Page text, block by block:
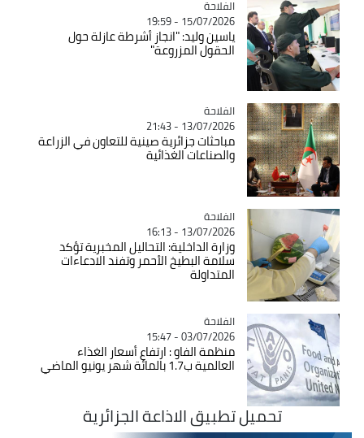
Catégorie
الفلاحة
15/07/2026 - 19:59
ياسين وليد: "انجاز أشرطة عازلة حول
الحقول المزروعة"
Catégorie
الفلاحة
13/07/2026 - 21:43
مباحثات جزائرية صينية للتعاون في الزراعة
والصناعات الغذائية
Catégorie
الفلاحة
13/07/2026 - 16:13
وزارة الداخلية: التحاليل المخبرية تؤكد
سلامة البطيخ الأحمر وتفند الادعاءات
المتداولة
Catégorie
الفلاحة
03/07/2026 - 15:47
منظمة الفاو : ارتفاع أسعار الغذاء
العالمية ب1.7 بالمائة شهر يونيو الماضي
تحميل تطبيق الاذاعة الجزائرية